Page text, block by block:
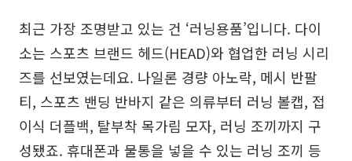
최근 가장 조명받고 있는 건 ‘러닝용품’입니다. 다이
소는 스포츠 브랜드 헤드(HEAD)와 협업한 러닝 시리
즈를 선보였는데요. 나일론 경량 아노락, 메시 반팔
티, 스포츠 밴딩 반바지 같은 의류부터 러닝 볼캡, 접
이식 더플백, 탈부착 목가림 모자, 러닝 조끼까지 구
성됐죠. 휴대폰과 물통을 넣을 수 있는 러닝 조끼 등